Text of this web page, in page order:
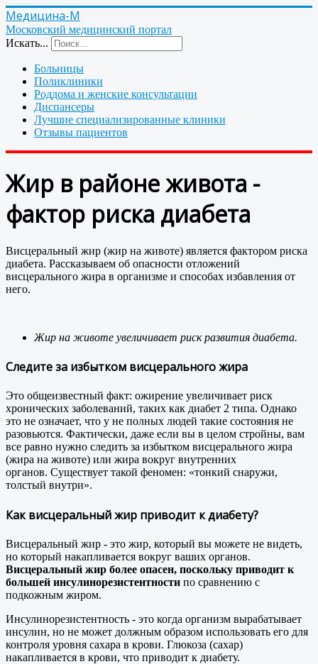
Медицина-М
Московский медицинский портал
Искать...
Больницы
Поликлиники
Роддома и женские консультации
Диспансеры
Лучшие специализированные клиники
Отзывы пациентов
Жир в районе живота -
фактор риска диабета
Висцеральный жир (жир на животе) является фактором риска
диабета. Рассказываем об опасности отложений
висцерального жира в организме и способах избавления от
него.
Жир на животе увеличивает риск развития диабета.
Следите за избытком висцерального жира
Это общеизвестный факт: ожирение увеличивает риск
хронических заболеваний, таких как диабет 2 типа. Однако
это не означает, что у не полных людей такие состояния не
разовьются. Фактически, даже если вы в целом стройны, вам
все равно нужно следить за избытком висцерального жира
(жира на животе) или жира вокруг внутренних
органов. Существует такой феномен: «тонкий снаружи,
толстый внутри».
Как висцеральный жир приводит к диабету?
Висцеральный жир - это жир, который вы можете не видеть,
но который накапливается вокруг ваших органов.
Висцеральный жир более опасен, поскольку приводит к
большей инсулинорезистентности по сравнению с
подкожным жиром.
Инсулинорезистентность - это когда организм вырабатывает
инсулин, но не может должным образом использовать его для
контроля уровня сахара в крови. Глюкоза (сахар)
накапливается в крови, что приводит к диабету.